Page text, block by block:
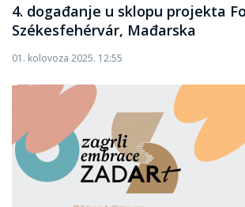
4. događanje u sklopu projekta
Székesfehérvár, Mađarska
01. kolovoza 2025. 12:55